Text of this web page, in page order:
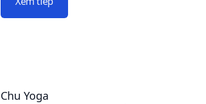
Chu Yoga